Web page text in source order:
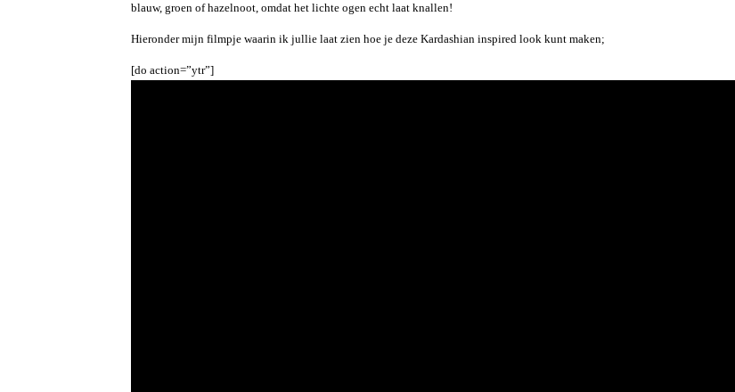
blauw, groen of hazelnoot, omdat het lichte ogen echt laat knallen!
Hieronder mijn filmpje waarin ik jullie laat zien hoe je deze Kardashian inspired look kunt maken;
[do action=”ytr”]